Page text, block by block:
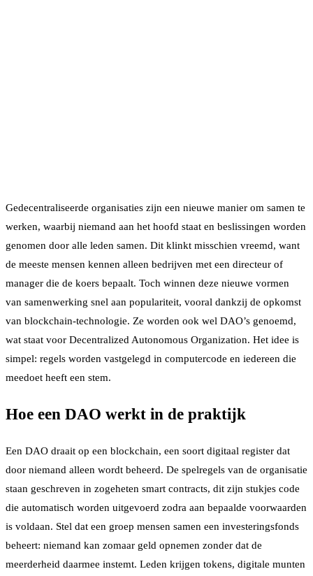
Gedecentraliseerde organisaties zijn een nieuwe manier om samen te
werken, waarbij niemand aan het hoofd staat en beslissingen worden
genomen door alle leden samen. Dit klinkt misschien vreemd, want
de meeste mensen kennen alleen bedrijven met een directeur of
manager die de koers bepaalt. Toch winnen deze nieuwe vormen
van samenwerking snel aan populariteit, vooral dankzij de opkomst
van blockchain-technologie. Ze worden ook wel DAO’s genoemd,
wat staat voor Decentralized Autonomous Organization. Het idee is
simpel: regels worden vastgelegd in computercode en iedereen die
meedoet heeft een stem.
Hoe een DAO werkt in de praktijk
Een DAO draait op een blockchain, een soort digitaal register dat
door niemand alleen wordt beheerd. De spelregels van de organisatie
staan geschreven in zogeheten smart contracts, dit zijn stukjes code
die automatisch worden uitgevoerd zodra aan bepaalde voorwaarden
is voldaan. Stel dat een groep mensen samen een investeringsfonds
beheert: niemand kan zomaar geld opnemen zonder dat de
meerderheid daarmee instemt. Leden krijgen tokens, digitale munten